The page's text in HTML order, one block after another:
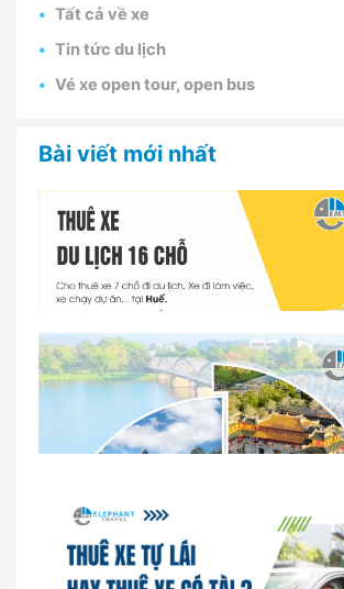
Tất cả về xe
Tin tức du lịch
Vé xe open tour, open bus
Bài viết mới nhất
Dịch vụ thuê xe 16 chỗ tại Huế 2026